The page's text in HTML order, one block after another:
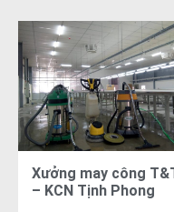
Xưởng may công
– KCN Tịnh Phong